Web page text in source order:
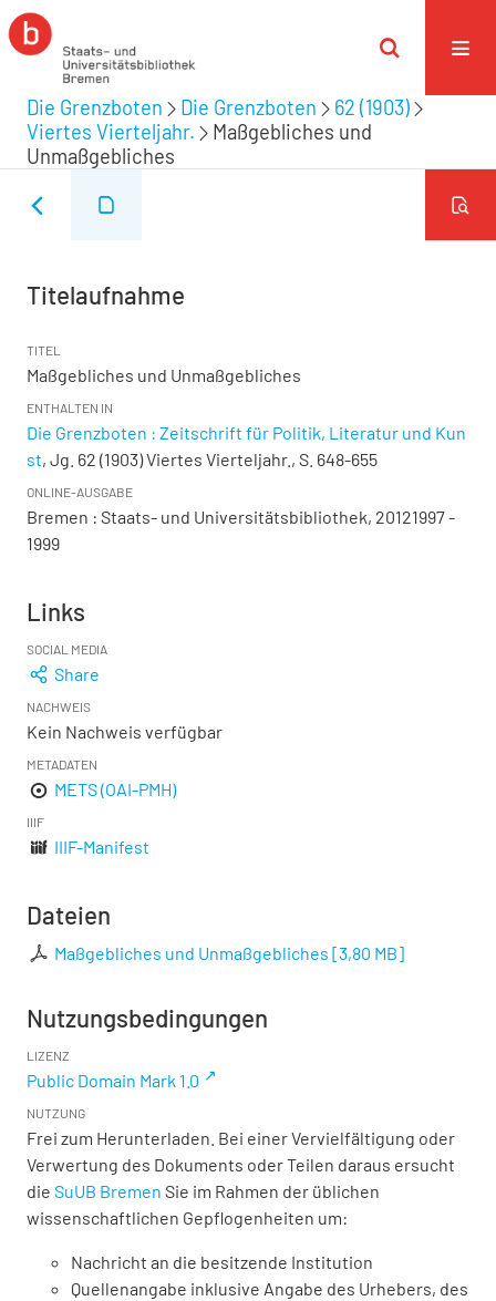
Die Grenzboten Die Grenzboten
62 (1903)
Viertes Vierteljahr.
Maßgebliches und
Unmaßgebliches
Titelaufnahme
TITEL
Maßgebliches und Unmaßgebliches
ENTHALTEN IN
Die Grenzboten : Zeitschrift für Politik, Literatur und Kun
st, Jg. 62 (1903) Viertes Vierteljahr., S. 648-655
ONLINE-AUSGABE
Bremen : Staats- und Universitätsbibliothek, 20121997 -
1999
Links
SOCIAL MEDIA
Share
NACHWEIS
Kein Nachweis verfügbar
METADATEN
METS (OAI-PMH)
IIIF
IIIF-Manifest
Dateien
Maßgebliches und Unmaßgebliches [3,80 MB]
Nutzungsbedingungen
LIZENZ
Public Domain Mark 1.0
NUTZUNG
Frei zum Herunterladen. Bei einer Vervielfältigung oder
Verwertung des Dokuments oder Teilen daraus ersucht
die SuUB Bremen Sie im Rahmen der üblichen
wissenschaftlichen Gepflogenheiten um:
Nachricht an die besitzende Institution
Quellenangabe inklusive Angabe des Urhebers, des